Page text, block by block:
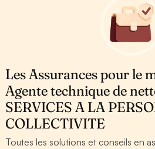
Les Assurances pour le
Agente technique de
SERVICES A LA
COLLECTIVITE
Toutes les solutions et conseils en